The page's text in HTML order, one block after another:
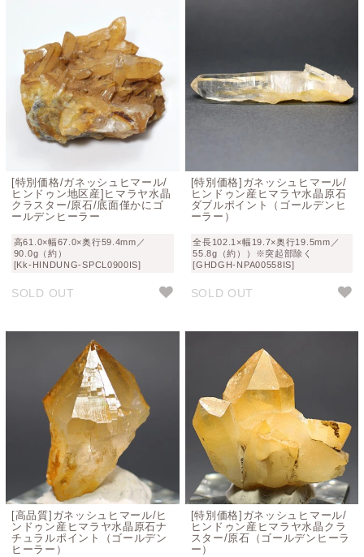
[特別価格/ガネッシュヒマール/
ヒンドゥン地区産]ヒマラヤ水晶
クラスター/原石/底面僅かにゴ
ールデンヒーラー
高61.0×幅67.0×奥行59.4mm／
90.0g（約）
[Kk-HINDUNG-SPCL0900IS]
SOLD OUT
[特別価格]ガネッシュヒマール/
ヒンドゥン産ヒマラヤ水晶原石
ダブルポイント（ゴールデンヒ
ーラー）
全長102.1×幅19.7×奥行19.5mm／
55.8g（約））※突起部除く
[GHDGH-NPA00558IS]
SOLD OUT
[高品質]ガネッシュヒマール/ヒ
ンドゥン産ヒマラヤ水晶原石ナ
チュラルポイント（ゴールデン
ヒーラー）
[特別価格]ガネッシュヒマール/
ヒンドゥン産ヒマラヤ水晶クラ
スター/原石（ゴールデンヒーラ
ー）